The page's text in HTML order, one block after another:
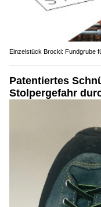
Einzelstück Brocki: Fundgrube
Patentiertes
Stolpergefahr